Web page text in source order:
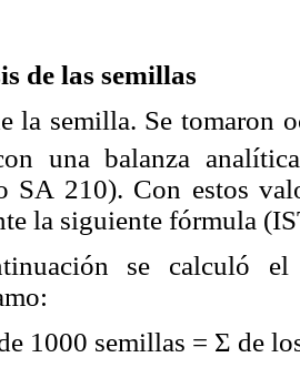
de las semillas
la semilla. Se tomaron
una balanza
SA 210). Con estos
la siguiente fórmula
se calculó
1000 semillas = Σ de